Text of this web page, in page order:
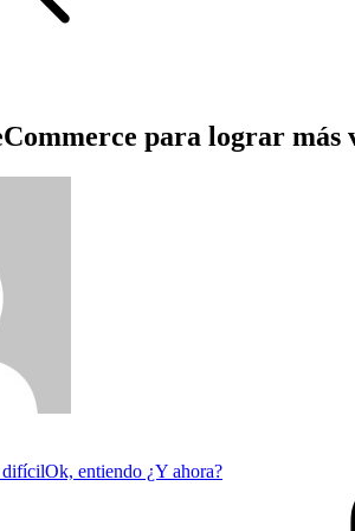
para lograr más
difícilOk, entiendo ¿Y ahora?